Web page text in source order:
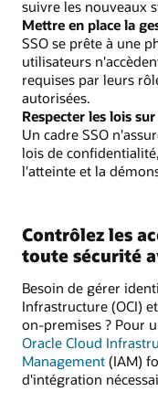
suivre les nouveaux
Mettre en place la
SSO se prête à une
utilisateurs
requises par leurs
autorisées.
Respecter les lois
Un cadre SSO
lois de
l'atteinte et la
Contrôlez les
toute sécurité
Besoin de gérer
Infrastructure (OCI)
on‑premises ? Pour
Oracle Cloud
Management (IAM)
d'intégration